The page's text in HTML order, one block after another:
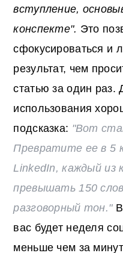
вступление,
конспекте". Это
сфокусироваться и
результат, чем
статью за один раз.
использования
подсказка: "Вот
Превратите ее в 5
LinkedIn, каждый из
превышать 150
разговорный тон."
вас будет неделя
меньше чем за